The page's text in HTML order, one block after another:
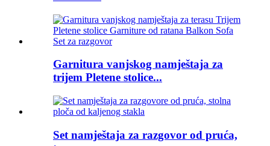
Garnitura vanjskog namještaja za
trijem Pletene stolice...
Set namještaja za razgovor od pruća,